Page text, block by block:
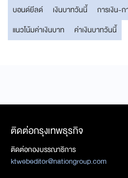
บอนด์ยีลด์
เงินบาทวันนี้
การเงิน-
แนวโน้มค่าเงินบาท
ค่าเงินบาทวันนี้
ติดต่อกรุงเทพธุรกิจ
ติดต่อกองบรรณาธิการ
ktwebeditor@nationgroup.com